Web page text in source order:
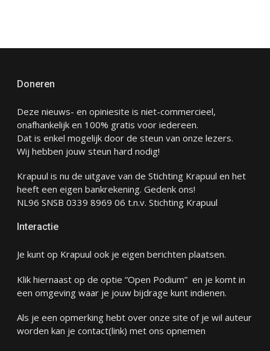
Doneren
Deze nieuws- en opiniesite is niet-commercieel,
onafhankelijk en 100% gratis voor iedereen.
Dat is enkel mogelijk door de steun van onze lezers.
Wij hebben jouw steun hard nodig!
Krapuul is nu de uitgave van de Stichting Krapuul en het
heeft een eigen bankrekening. Gedenk ons!
NL96 SNSB 0339 8969 06 t.n.v. Stichting Krapuul
Interactie
Je kunt op Krapuul ook je eigen berichten plaatsen.
Klik hiernaast op de optie “Open Podium” en je komt in
een omgeving waar je jouw bijdrage kunt indienen.
Als je een opmerking hebt over onze site of je wil auteur
worden kan je contact(link) met ons opnemen